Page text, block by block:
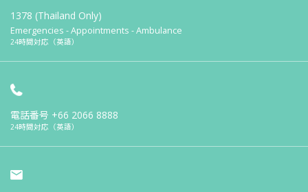
1378 (Thailand Only)
Emergencies - Appointments - Ambulance
24時間対応（英語）
電話番号 +66 2066 8888
24時間対応（英語）